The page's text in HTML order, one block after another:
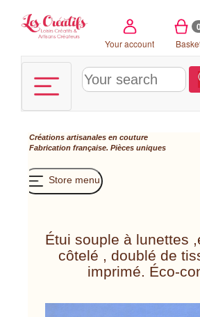
Your account
0
Créations artisanales en couture
Fabrication française. Pièces uniques
Store menu
Étui souple à lunettes
côtelé , doublé de
imprimé. Éco-